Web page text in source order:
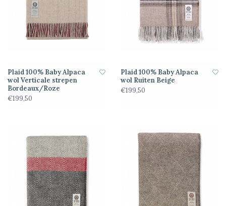
Plaid 100% Baby Alpaca
wol Verticale strepen
Bordeaux/Roze
€199,50
Plaid 100% Baby Alpaca
wol Ruiten Beige
€199,50